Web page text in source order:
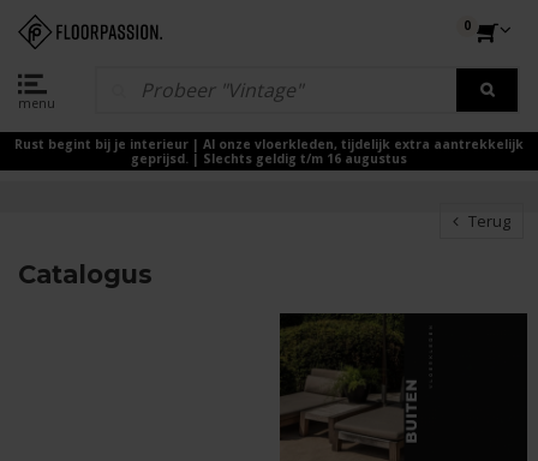
menu
0
Rust begint bij je interieur | Al onze vloerkleden, tijdelijk extra aantrekkelijk
geprijsd. | Slechts geldig t/m 16 augustus
Terug
Catalogus